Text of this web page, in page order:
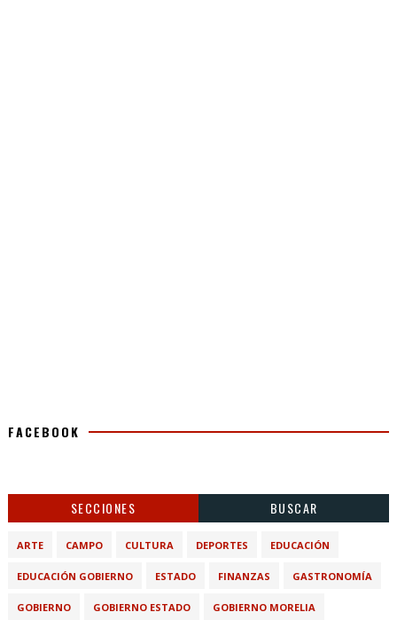
FACEBOOK
SECCIONES BUSCAR
ARTE CAMPO CULTURA DEPORTES EDUCACIÓN
EDUCACIÓN GOBIERNO ESTADO FINANZAS GASTRONOMÍA
GOBIERNO GOBIERNO ESTADO GOBIERNO MORELIA